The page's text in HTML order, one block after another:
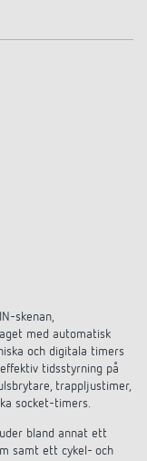
skenan,
med automatisk
och digitala timers
tidsstyrning på
trappljustimer,
socket-timers.
bland annat ett
samt ett cykel- och